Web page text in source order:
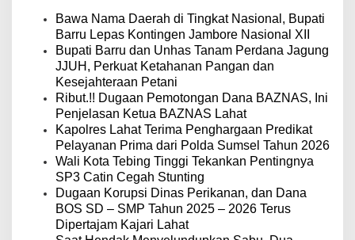
Bawa Nama Daerah di Tingkat Nasional, Bupati
Barru Lepas Kontingen Jambore Nasional XII
Bupati Barru dan Unhas Tanam Perdana Jagung
JJUH, Perkuat Ketahanan Pangan dan
Kesejahteraan Petani
Ribut.!! Dugaan Pemotongan Dana BAZNAS, Ini
Penjelasan Ketua BAZNAS Lahat
Kapolres Lahat Terima Penghargaan Predikat
Pelayanan Prima dari Polda Sumsel Tahun 2026
Wali Kota Tebing Tinggi Tekankan Pentingnya
SP3 Catin Cegah Stunting
Dugaan Korupsi Dinas Perikanan, dan Dana
BOS SD – SMP Tahun 2025 – 2026 Terus
Dipertajam Kajari Lahat